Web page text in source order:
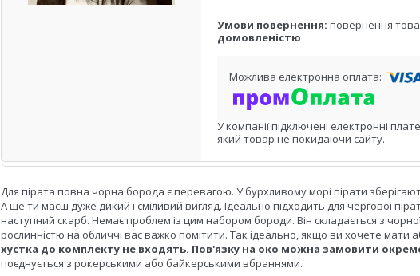
повернення
домовленістю
У компанії підключені електронні
який товар не покидаючи сайту.
Для пірата повна чорна борода є перевагою. У бурхливому морі пірати
А ще ти маєш дуже дикий і сміливий вигляд. Ідеально підходить для чергової
наступний скарб. Немає проблем із цим набором бороди. Він складається з чорної
рослинністю на обличчі вас важко помітити. Так ідеально, якщо ви хочете мати
хустка до комплекту не входять. Пов'язку на око можна замовити
поєднується з рокерськими або байкерськими вбраннями.